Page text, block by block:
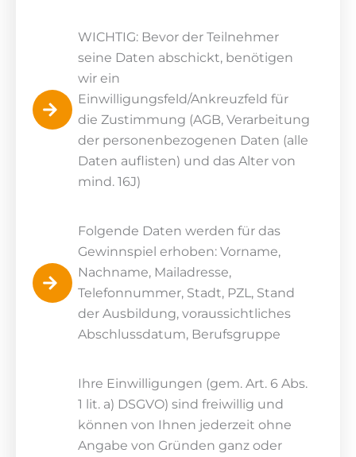
WICHTIG: Bevor der Teilnehmer
seine Daten abschickt, benötigen
wir ein
Einwilligungsfeld/Ankreuzfeld für
die Zustimmung (AGB, Verarbeitung
der personenbezogenen Daten (alle
Daten auflisten) und das Alter von
mind. 16J)
Folgende Daten werden für das
Gewinnspiel erhoben: Vorname,
Nachname, Mailadresse,
Telefonnummer, Stadt, PZL, Stand
der Ausbildung, voraussichtliches
Abschlussdatum, Berufsgruppe
Ihre Einwilligungen (gem. Art. 6 Abs.
1 lit. a) DSGVO) sind freiwillig und
können von Ihnen jederzeit ohne
Angabe von Gründen ganz oder